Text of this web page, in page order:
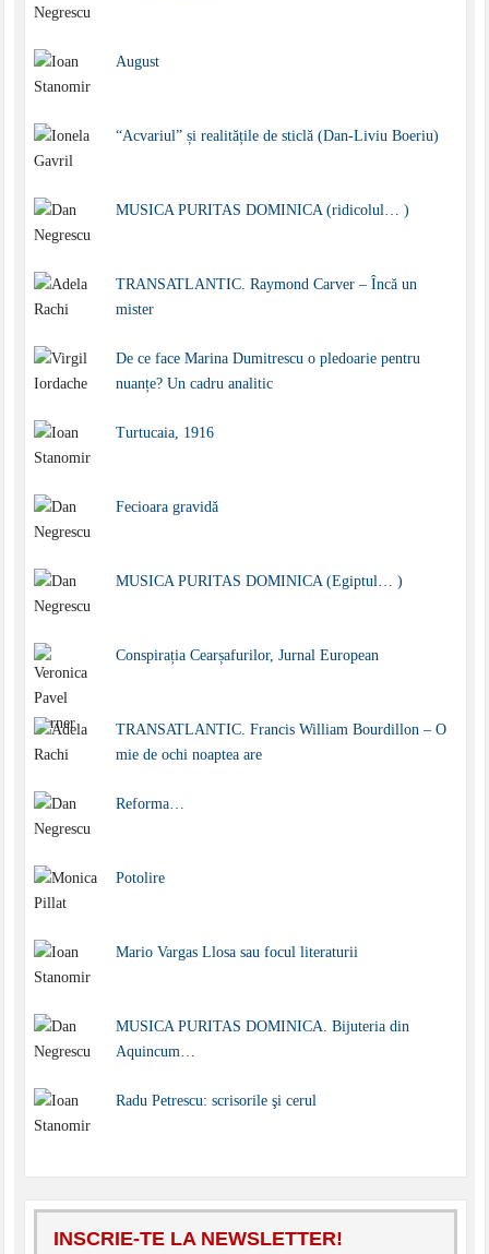
August
“Acvariul” și realitățile de sticlă (Dan-Liviu Boeriu)
MUSICA PURITAS DOMINICA (ridicolul… )
TRANSATLANTIC. Raymond Carver – Încă un
mister
De ce face Marina Dumitrescu o pledoarie pentru
nuanțe? Un cadru analitic
Turtucaia, 1916
Fecioara gravidă
MUSICA PURITAS DOMINICA (Egiptul… )
Conspirația Cearșafurilor, Jurnal European
TRANSATLANTIC. Francis William Bourdillon – O
mie de ochi noaptea are
Reforma…
Potolire
Mario Vargas Llosa sau focul literaturii
MUSICA PURITAS DOMINICA. Bijuteria din
Aquincum…
Radu Petrescu: scrisorile şi cerul
INSCRIE-TE LA NEWSLETTER!